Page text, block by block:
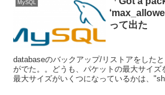
MySQL
って出た
databaseのバックアップ/リストアをした
がでた。。どうも、パケットの最大サイズ
最大サイズがいくつになっているかは、